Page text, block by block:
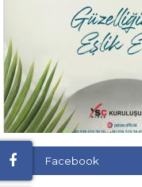
Facebook